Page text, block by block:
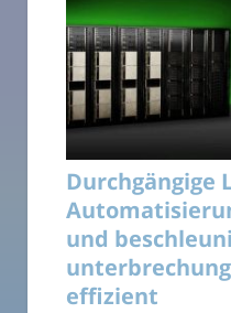
Durchgängige
und
effizient